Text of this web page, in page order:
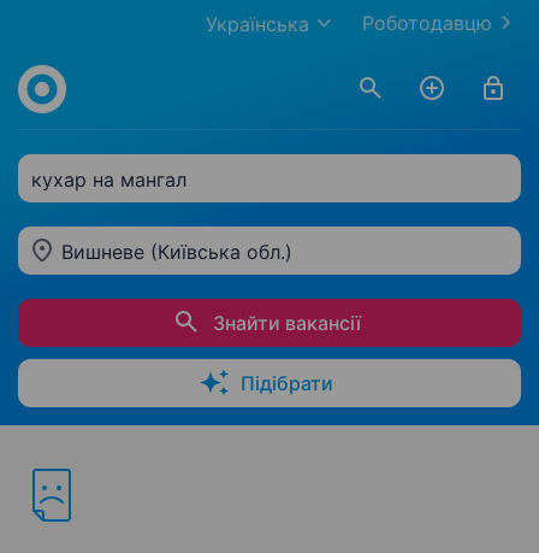
Роботодавцю
Українська
кухар на мангал
Вишневе (Київська обл.)
Знайти вакансії
Підібрати